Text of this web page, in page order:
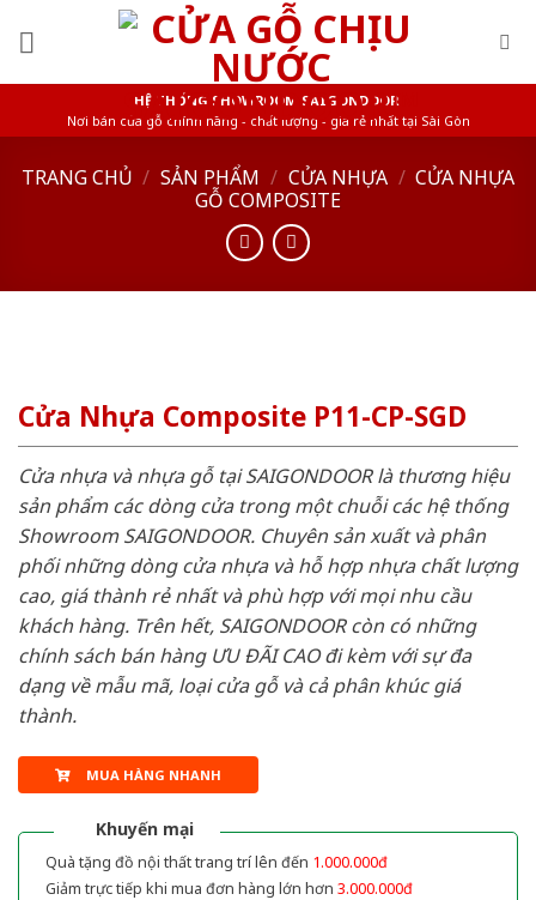
HỆ THỐNG SHOWROOM SAIGONDOOR
Nơi bán cửa gỗ chính hãng - chất lượng - giá rẻ nhất tại Sài Gòn
TRANG CHỦ / SẢN PHẨM / CỬA NHỰA / CỬA NHỰA
GỖ COMPOSITE
Cửa Nhựa Composite P11-CP-SGD
Cửa nhựa và nhựa gỗ tại SAIGONDOOR là thương hiệu
sản phẩm các dòng cửa trong một chuỗi các hệ thống
Showroom SAIGONDOOR. Chuyên sản xuất và phân
phối những dòng cửa nhựa và hỗ hợp nhựa chất lượng
cao, giá thành rẻ nhất và phù hợp với mọi nhu cầu
khách hàng. Trên hết, SAIGONDOOR còn có những
chính sách bán hàng ƯU ĐÃI CAO đi kèm với sự đa
dạng về mẫu mã, loại cửa gỗ và cả phân khúc giá
thành.
MUA HÀNG NHANH
Khuyến mại
Quà tặng đồ nội thất trang trí lên đến 1.000.000đ
Giảm trực tiếp khi mua đơn hàng lớn hơn 3.000.000đ